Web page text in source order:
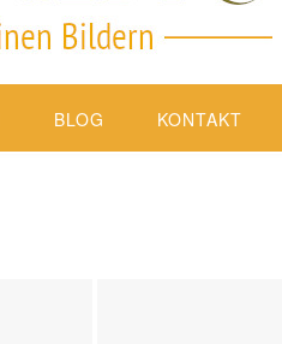
BLOG KONTAKT